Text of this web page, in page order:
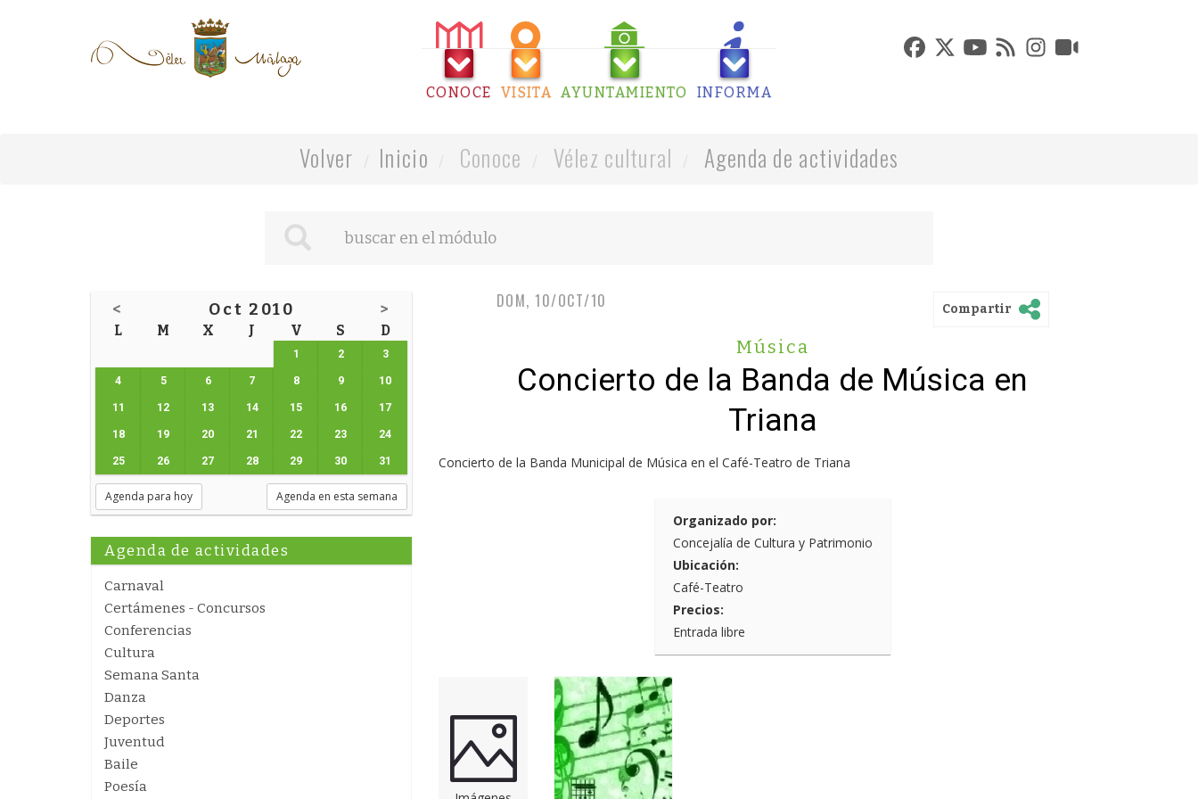
CONOCE VISITA AYUNTAMIENTO INFORMA
Volver Inicio Conoce Vélez cultural Agenda de actividades
< Oct 2010 >
L M X J V S D
1 2 3
4 5 6 7 8 9 10
11 12 13 14 15 16 17
18 19 20 21 22 23 24
25 26 27 28 29 30 31
Agenda para hoy Agenda en esta semana
Agenda de actividades
Carnaval
Certámenes - Concursos
Conferencias
Cultura
Semana Santa
Danza
Deportes
Juventud
Baile
Poesía
DOM, 10/OCT/10 Compartir
Música
Concierto de la Banda de Música en
Triana
Concierto de la Banda Municipal de Música en el Café-Teatro de Triana
Organizado por:
Concejalía de Cultura y Patrimonio
Ubicación:
Café-Teatro
Precios:
Entrada libre